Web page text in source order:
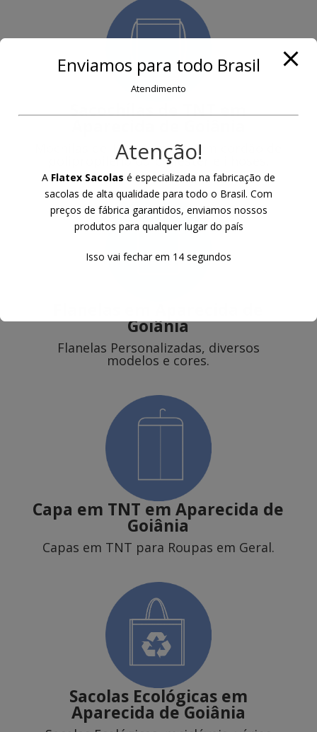
Sacochilas de TNTem
Mochilas de TNT com alça em cordão de
polipropileno ou poliester e ilhoses.
Goiânia
Flanelas Personalizadas, diversos
modelos e cores.
Capa em TNT em Aparecida de
Goiânia
Capas em TNT para Roupas em Geral.
Sacolas Ecológicas em
Aparecida de Goiânia
Enviamos para todo Brasil
Atendimento
Atenção!
A Flatex Sacolas é especializada na fabricação de
sacolas de alta qualidade para todo o Brasil. Com
preços de fábrica garantidos, enviamos nossos
produtos para qualquer lugar do país
Isso vai fechar em 13 segundos